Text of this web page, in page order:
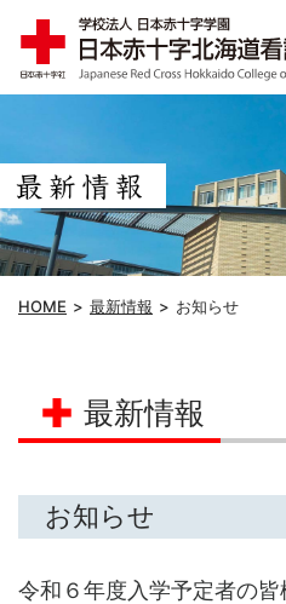
HOME 最新情報 お知らせ
最新情報
お知らせ
令和６年度入学予定者の